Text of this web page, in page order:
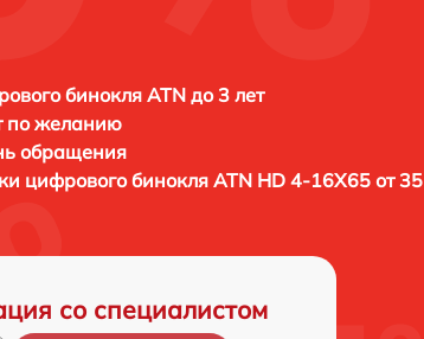
бинокля ATN до 3 лет
по желанию
обращения
цифрового бинокляATN HD 4-16X65 от 35
со специалистом